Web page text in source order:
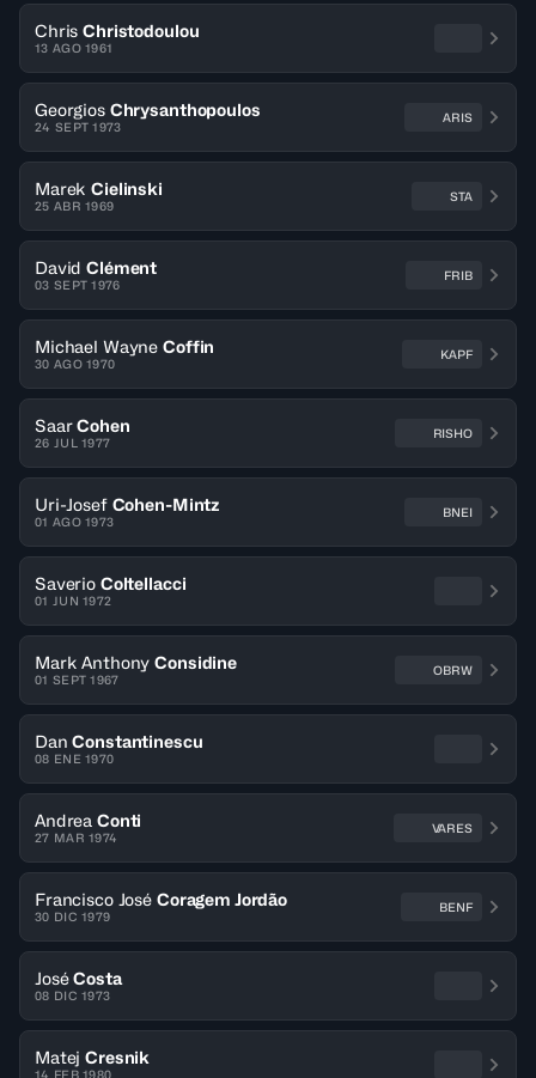
Chris Christodoulou
13 AGO 1961
Georgios Chrysanthopoulos
24 SEPT 1973
ARIS
Marek Cielinski
25 ABR 1969
STA
David Clément
03 SEPT 1976
FRIB
Michael Wayne Coffin
30 AGO 1970
KAPF
Saar Cohen
26 JUL 1977
RISHO
Uri-Josef Cohen-Mintz
01 AGO 1973
BNEI
Saverio Coltellacci
01 JUN 1972
Mark Anthony Considine
01 SEPT 1967
OBRW
Dan Constantinescu
08 ENE 1970
Andrea Conti
27 MAR 1974
VARES
Francisco José Coragem Jordão
30 DIC 1979
BENF
José Costa
08 DIC 1973
Matej Cresnik
14 FEB 1980